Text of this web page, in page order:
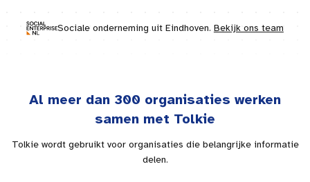
Sociale onderneming uit Eindhoven. Bekijk ons team
Al meer dan 300 organisaties werken
samen met Tolkie
Tolkie wordt gebruikt voor organisaties die belangrijke informatie
delen.